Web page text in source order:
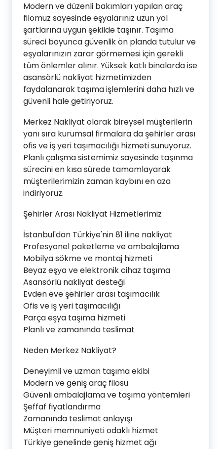
Modern ve düzenli bakımları yapılan araç
filomuz sayesinde eşyalarınız uzun yol
şartlarına uygun şekilde taşınır. Taşıma
süreci boyunca güvenlik ön planda tutulur ve
eşyalarınızın zarar görmemesi için gerekli
tüm önlemler alınır. Yüksek katlı binalarda ise
asansörlü nakliyat hizmetimizden
faydalanarak taşıma işlemlerini daha hızlı ve
güvenli hale getiriyoruz.
Merkez Nakliyat olarak bireysel müşterilerin
yanı sıra kurumsal firmalara da şehirler arası
ofis ve iş yeri taşımacılığı hizmeti sunuyoruz.
Planlı çalışma sistemimiz sayesinde taşınma
sürecini en kısa sürede tamamlayarak
müşterilerimizin zaman kaybını en aza
indiriyoruz.
Şehirler Arası Nakliyat Hizmetlerimiz
İstanbul'dan Türkiye'nin 81 iline nakliyat
Profesyonel paketleme ve ambalajlama
Mobilya sökme ve montaj hizmeti
Beyaz eşya ve elektronik cihaz taşıma
Asansörlü nakliyat desteği
Evden eve şehirler arası taşımacılık
Ofis ve iş yeri taşımacılığı
Parça eşya taşıma hizmeti
Planlı ve zamanında teslimat
Neden Merkez Nakliyat?
Deneyimli ve uzman taşıma ekibi
Modern ve geniş araç filosu
Güvenli ambalajlama ve taşıma yöntemleri
Şeffaf fiyatlandırma
Zamanında teslimat anlayışı
Müşteri memnuniyeti odaklı hizmet
Türkiye genelinde geniş hizmet ağı